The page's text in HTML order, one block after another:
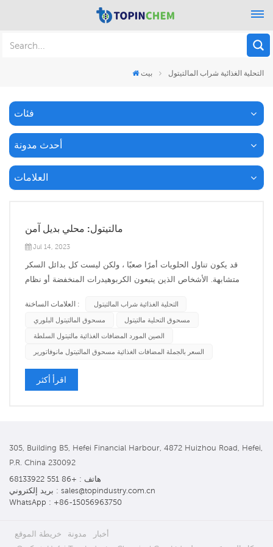
بيت التحلية الغذائية شراب المالتيتول
فئات
أحدث مدونة
العلامات
مالتيتول: محلي بديل آمن
Jul 14, 2023
قد يكون تناول الحلويات أمرًا صعبًا ، ولكن ليست كل بدائل السكر
متشابهة. الأشخاص الذين يتبعون الكربوهيدرات المنخفضة أو نظام
السعرات أو التي لا تحتوي على سعرات حرارية لمساعدتهم على
العلامات الساخنة :
التحلية الغذائية شراب المالتيتول
مسحوق المالتيتول البلوري
مسحوق التحلية مالتيتول
الصين المورد المضافات الغذائية مالتيتول السلطة
السعر بالجملة المضافات الغذائية مسحوق المالتيتول مانوفاتورير
اقرأ أكثر
305, Building B5, Hefei Financial Harbour, 4872 Huizhou Road, Hefei,
P.R. China 230092
هاتف : +86 551 68133922
بريد إلكتروني : sales@topindustry.com.cn
WhatsApp : +86-15056963750
خريطة الموقع مدونة
أخبار